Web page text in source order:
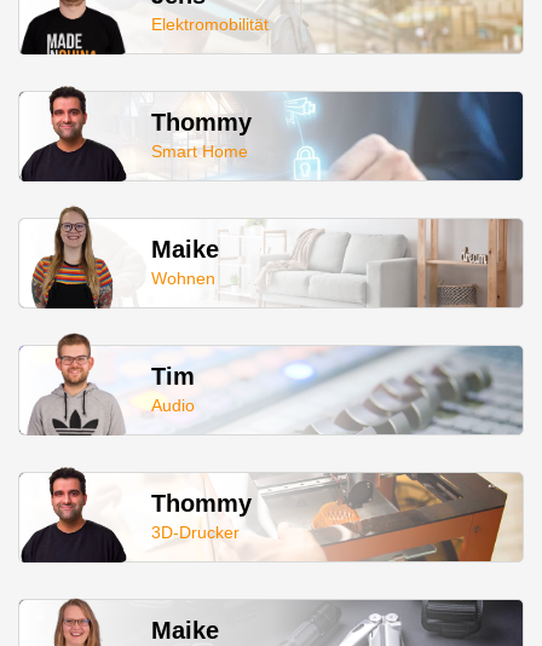
Elektromobilität
Thommy
Smart Home
Maike
Wohnen
Tim
Audio
Thommy
3D-Drucker
Maike